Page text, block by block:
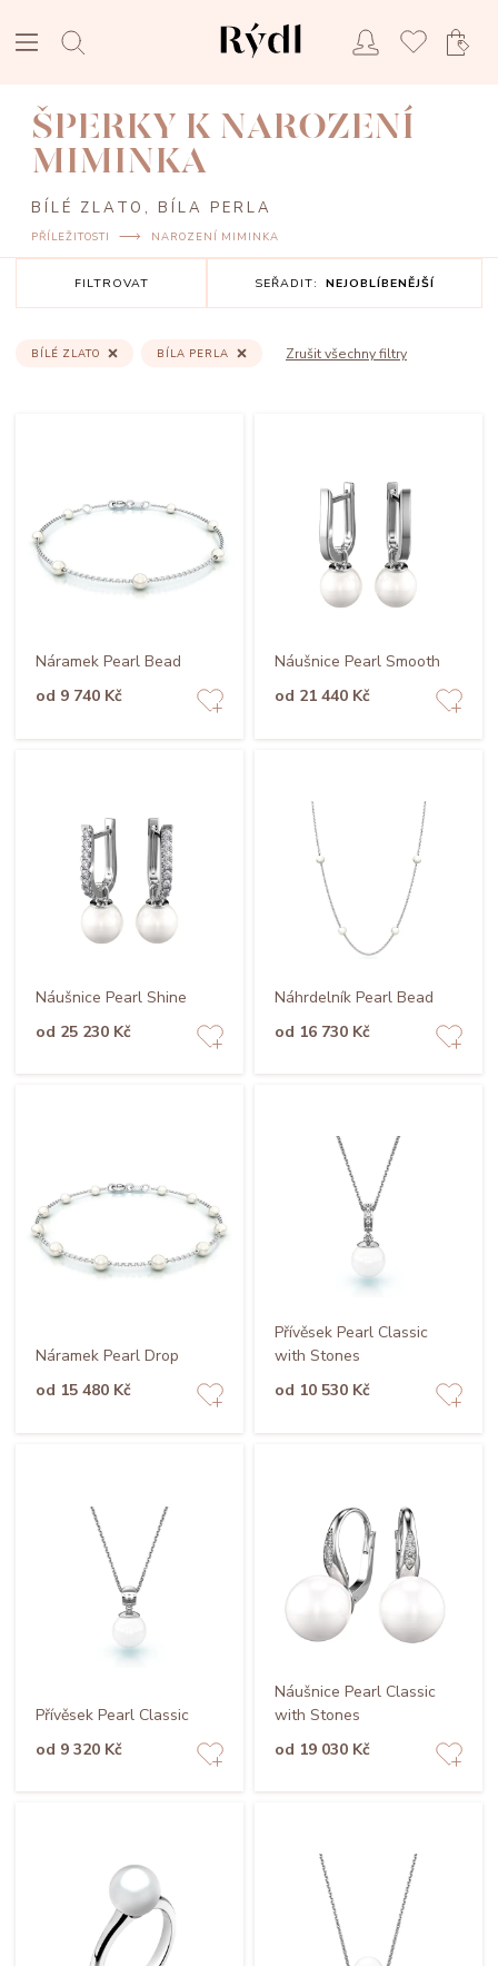
ŠPERKY K NAROZENÍ
MIMINKA
BÍLÉ ZLATO, BÍLA PERLA
PŘÍLEŽITOSTI NAROZENÍ MIMINKA
FILTROVAT SEŘADIT: NEJOBLÍBENĚJŠÍ
Zrušit všechny filtry
BÍLÉ ZLATO BÍLA PERLA
Náramek Pearl Bead
od 9 740 Kč
Náušnice Pearl Smooth
od 21 440 Kč
Náušnice Pearl Shine
od 25 230 Kč
Náhrdelník Pearl Bead
od 16 730 Kč
Náramek Pearl Drop
od 15 480 Kč
Přívěsek Pearl Classic
with Stones
od 10 530 Kč
Přívěsek Pearl Classic
od 9 320 Kč
Náušnice Pearl Classic
with Stones
od 19 030 Kč